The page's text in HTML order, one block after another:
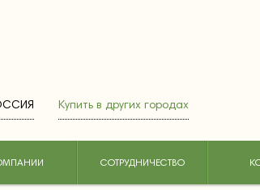
Купить в других городах
СОТРУДНИЧЕСТВО